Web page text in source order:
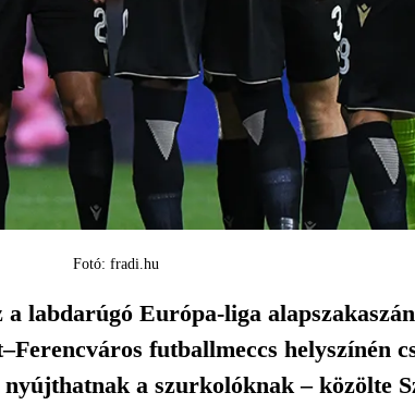
Fotó: fradi.hu
labdarúgó Európa-liga
futballmeccs helyszínén
nyújthatnak a szurkolóknak – közölte